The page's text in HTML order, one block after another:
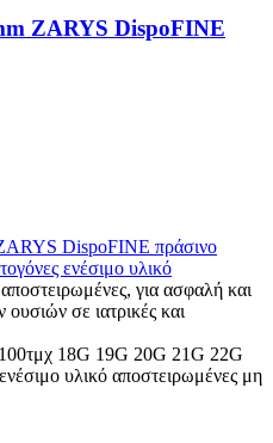
ZARYS DispoFINE